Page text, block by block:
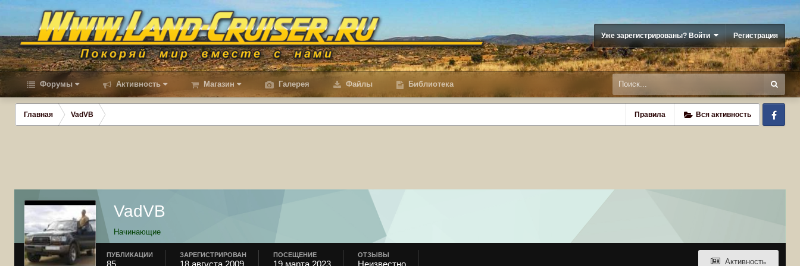
Уже зарегистрированы? Войти Регистрация
Форумы Активность Магазин Галерея Файлы Библиотека
Правила Вся активность
Главная VadVB
VadVB
Начинающие
Активность
ПУБЛИКАЦИИ
85
ЗАРЕГИСТРИРОВАН
18 августа 2009
ПОСЕЩЕНИЕ
19 марта 2023
ОТЗЫВЫ
Неизвестно